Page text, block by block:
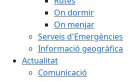
On dormir
On menjar
Serveis d'Emergències
Informació geogràfica
Actualitat
Comunicació